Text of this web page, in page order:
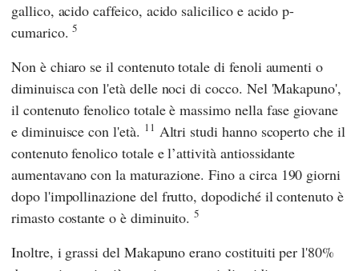
gallico, acido caffeico, acido salicilico e acido p-
cumarico.5
Non è chiaro se il contenuto totale di fenoli aumenti o
diminuisca con l'età delle noci di cocco. Nel 'Makapuno',
il contenuto fenolico totale è massimo nella fase giovane
e diminuisce con l'età. 11 Altri studi hanno scoperto che il
contenuto fenolico totale e l’attività antiossidante
aumentavano con la maturazione. Fino a circa 190 giorni
dopo l'impollinazione del frutto, dopodiché il contenuto è
rimasto costante o è diminuito.5
Inoltre, i grassi del Makapuno erano costituiti per l'80%